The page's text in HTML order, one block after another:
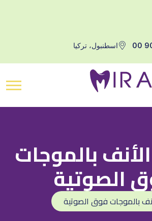
اسطنبول، تركيا
بالموجات
الصوتية
بالموجات فوق الصوتية